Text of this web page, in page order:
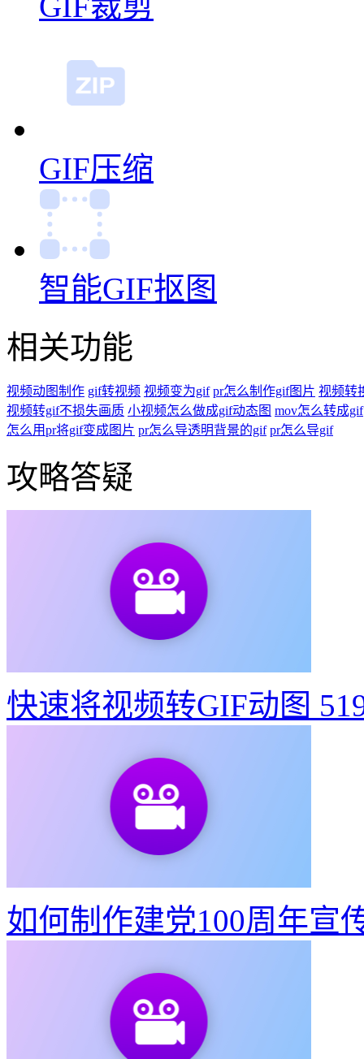
GIF压缩
智能GIF抠图
相关功能
视频动图制作 gif转视频 视频变为gif pr怎么制作gif图片 视频转
视频转gif不损失画质 小视频怎么做成gif动态图 mov怎么转成gif
怎么用pr将gif变成图片 pr怎么导透明背景的gif pr怎么导gif
攻略答疑
快速将视频转GIF动图
如何制作建党100周年宣